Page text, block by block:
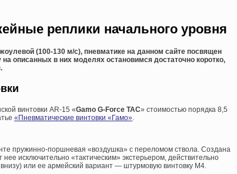
реплики начального уровня
(100-130 м/с), пневматике на данном сайте посвящен
описанных в них моделях остановимся достаточно коротко,
винтовки AR-15 «Gamo G-Force TAC» стоимостью порядка 8,5
«Пневматические винтовки «Гамо».
пружинно-поршневая «воздушка» с переломом ствола. Создана
исключительно «тактическим» экстерьером, действительно
или ее армейский вариант — штурмовую винтовку М4.